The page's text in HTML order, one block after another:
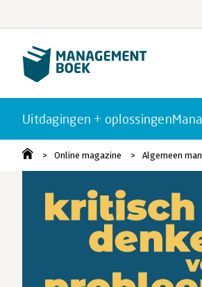
Uitdagingen + oplossingen
Online magazine Algemeen